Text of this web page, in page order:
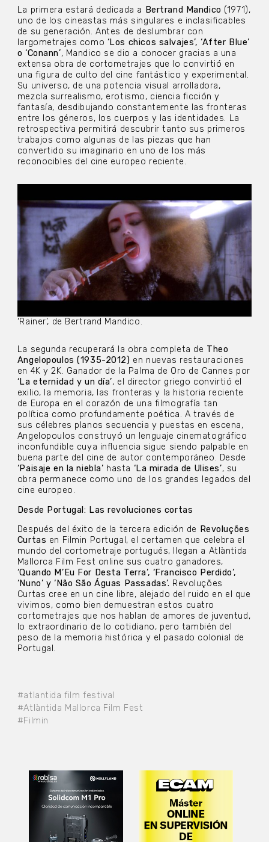
#atlantida film festival
#Atlàntida Mallorca Film Fest
#Filmin
La primera estará dedicada a Bertrand Mandico (1971),
uno de los cineastas más singulares e inclasificables
de su generación. Antes de deslumbrar con
largometrajes como ‘Los chicos salvajes’, ‘After Blue’
o ‘Conann’, Mandico se dio a conocer gracias a una
extensa obra de cortometrajes que lo convirtió en
una figura de culto del cine fantástico y experimental.
Su universo, de una potencia visual arrolladora,
mezcla surrealismo, erotismo, ciencia ficción y
fantasía, desdibujando constantemente las fronteras
entre los géneros, los cuerpos y las identidades. La
retrospectiva permitirá descubrir tanto sus primeros
trabajos como algunas de las piezas que han
convertido su imaginario en uno de los más
reconocibles del cine europeo reciente.
‘Rainer’, de Bertrand Mandico.
La segunda recuperará la obra completa de Theo
Angelopoulos (1935-2012) en nuevas restauraciones
en 4K y 2K. Ganador de la Palma de Oro de Cannes por
‘La eternidad y un día’, el director griego convirtió el
exilio, la memoria, las fronteras y la historia reciente
de Europa en el corazón de una filmografía tan
política como profundamente poética. A través de
sus célebres planos secuencia y puestas en escena,
Angelopoulos construyó un lenguaje cinematográfico
inconfundible cuya influencia sigue siendo palpable en
buena parte del cine de autor contemporáneo. Desde
‘Paisaje en la niebla’ hasta ‘La mirada de Ulises’, su
obra permanece como uno de los grandes legados del
cine europeo.
Desde Portugal: Las revoluciones cortas
Después del éxito de la tercera edición de Revoluções
Curtas en Filmin Portugal, el certamen que celebra el
mundo del cortometraje portugués, llegan a Atlàntida
Mallorca Film Fest online sus cuatro ganadores,
‘Quando M’Eu For Desta Terra’, ‘Francisco Perdido’,
‘Nuno’ y ‘Não São Águas Passadas’. Revoluções
Curtas cree en un cine libre, alejado del ruido en el que
vivimos, como bien demuestran estos cuatro
cortometrajes que nos hablan de amores de juventud,
lo extraordinario de lo cotidiano, pero también del
peso de la memoria histórica y el pasado colonial de
Portugal.